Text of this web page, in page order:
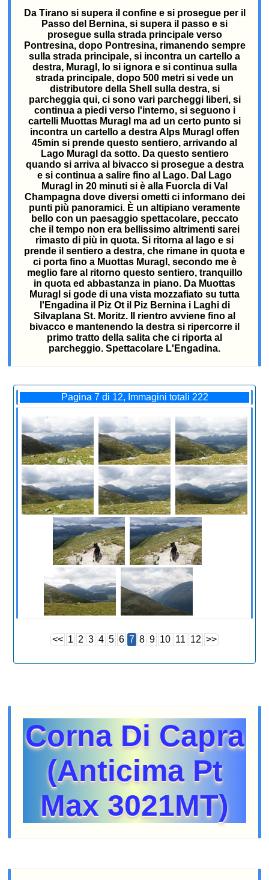
Da Tirano si supera il confine e si prosegue per il
Passo del Bernina, si supera il passo e si
prosegue sulla strada principale verso
Pontresina, dopo Pontresina, rimanendo sempre
sulla strada principale, si incontra un cartello a
destra, Muragl, lo si ignora e si continua sulla
strada principale, dopo 500 metri si vede un
distributore della Shell sulla destra, si
parcheggia qui, ci sono vari parcheggi liberi, si
continua a piedi verso l'interno, si seguono i
cartelli Muottas Muragl ma ad un certo punto si
incontra un cartello a destra Alps Muragl offen
45min si prende questo sentiero, arrivando al
Lago Muragl da sotto. Da questo sentiero
quando si arriva al bivacco si prosegue a destra
e si continua a salire fino al Lago. Dal Lago
Muragl in 20 minuti si è alla Fuorcla di Val
Champagna dove diversi ometti ci informano dei
punti più panoramici. È un altipiano veramente
bello con un paesaggio spettacolare, peccato
che il tempo non era bellissimo altrimenti sarei
rimasto di più in quota. Si ritorna al lago e si
prende il sentiero a destra, che rimane in quota e
ci porta fino a Muottas Muragl, secondo me è
meglio fare al ritorno questo sentiero, tranquillo
in quota ed abbastanza in piano. Da Muottas
Muragl si gode di una vista mozzafiato su tutta
l'Engadina il Piz Ot il Piz Bernina i Laghi di
Silvaplana St. Moritz. Il rientro avviene fino al
bivacco e mantenendo la destra si ripercorre il
primo tratto della salita che ci riporta al
parcheggio. Spettacolare L'Engadina.
Pagina 7 di 12, Immagini totali 222
<< 1 2 3 4 5 6 7 8 9 10 11 12 >>
Corna Di Capra
(Anticima Pt
Max 3021MT)